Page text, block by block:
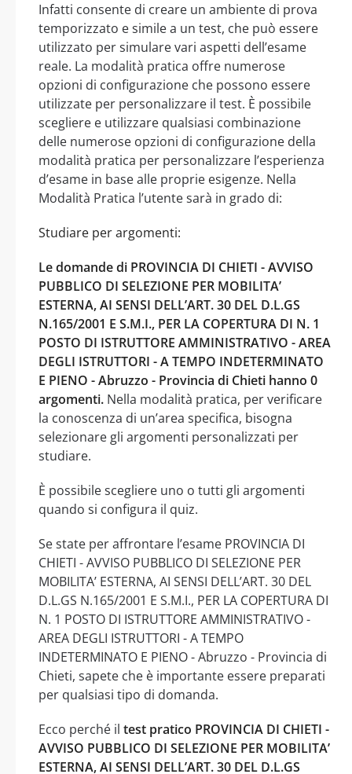
Infatti consente di creare un ambiente di prova
temporizzato e simile a un test, che può essere
utilizzato per simulare vari aspetti dell’esame
reale. La modalità pratica offre numerose
opzioni di configurazione che possono essere
utilizzate per personalizzare il test. È possibile
scegliere e utilizzare qualsiasi combinazione
delle numerose opzioni di configurazione della
modalità pratica per personalizzare l’esperienza
d’esame in base alle proprie esigenze. Nella
Modalità Pratica l’utente sarà in grado di:
Studiare per argomenti:
Le domande di PROVINCIA DI CHIETI - AVVISO
PUBBLICO DI SELEZIONE PER MOBILITA’
ESTERNA, AI SENSI DELL’ART. 30 DEL D.L.GS
N.165/2001 E S.M.I., PER LA COPERTURA DI N. 1
POSTO DI ISTRUTTORE AMMINISTRATIVO - AREA
DEGLI ISTRUTTORI - A TEMPO INDETERMINATO
E PIENO - Abruzzo - Provincia di Chieti hanno 0
argomenti. Nella modalità pratica, per verificare
la conoscenza di un’area specifica, bisogna
selezionare gli argomenti personalizzati per
studiare.
È possibile scegliere uno o tutti gli argomenti
quando si configura il quiz.
Se state per affrontare l’esame PROVINCIA DI
CHIETI - AVVISO PUBBLICO DI SELEZIONE PER
MOBILITA’ ESTERNA, AI SENSI DELL’ART. 30 DEL
D.L.GS N.165/2001 E S.M.I., PER LA COPERTURA DI
N. 1 POSTO DI ISTRUTTORE AMMINISTRATIVO -
AREA DEGLI ISTRUTTORI - A TEMPO
INDETERMINATO E PIENO - Abruzzo - Provincia di
Chieti, sapete che è importante essere preparati
per qualsiasi tipo di domanda.
Ecco perché il test pratico PROVINCIA DI CHIETI -
AVVISO PUBBLICO DI SELEZIONE PER MOBILITA’
ESTERNA, AI SENSI DELL’ART. 30 DEL D.L.GS